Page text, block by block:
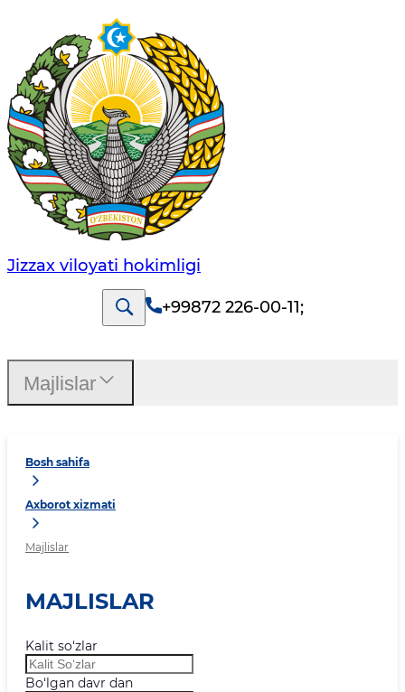
Jizzах vilоyati hоkimligi
+99872 226-00-11;
Bosh sahifa
Axborot xizmati
Majlislar
MAJLISLAR
Kalit so‘zlar
Bo‘lgan davr dan
Majlislar